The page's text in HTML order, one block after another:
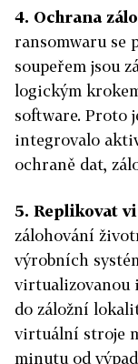
4. Ochrana
ransomwaru se
soupeřem jsou
logickým
software. Proto
integrovalo
ochraně dat,
5. Replikovat
zálohování
výrobních
virtualizovanou
do záložní
virtuální stroje
minutu od